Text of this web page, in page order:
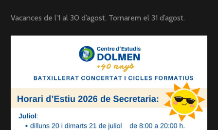
Vacances de l’1 al 30 d’agost. Tornarem el 31 d’agost.